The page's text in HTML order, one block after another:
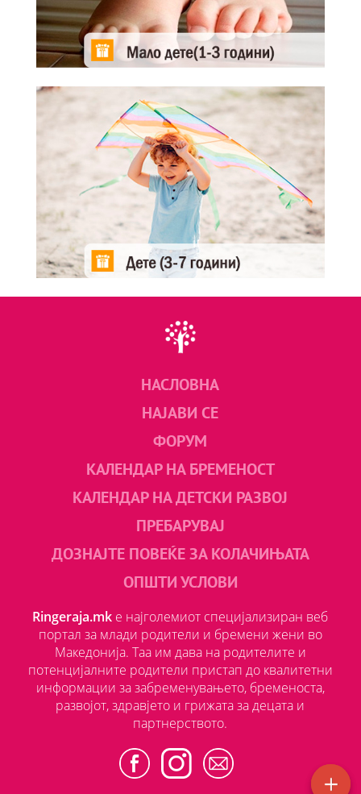
НАСЛОВНА
НАЈАВИ СЕ
ФОРУМ
КАЛЕНДАР НА БРЕМЕНОСТ
КАЛЕНДАР НА ДЕТСКИ РАЗВОЈ
ПРЕБАРУВАЈ
ДОЗНАЈТЕ ПОВЕЌЕ ЗА КОЛАЧИЊАТА
ОПШТИ УСЛОВИ
Ringeraja.mk е најголемиот специјализиран веб
портал за млади родители и бремени жени во
Македонија. Таа им дава на родителите и
потенцијалните родители пристап до квалитетни
информации за забременувањето, бременоста,
развојот, здравјето и грижата за децата и
партнерството.